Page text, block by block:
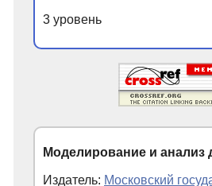
3 уровень
Моделирование и анализ
Издатель: Московский